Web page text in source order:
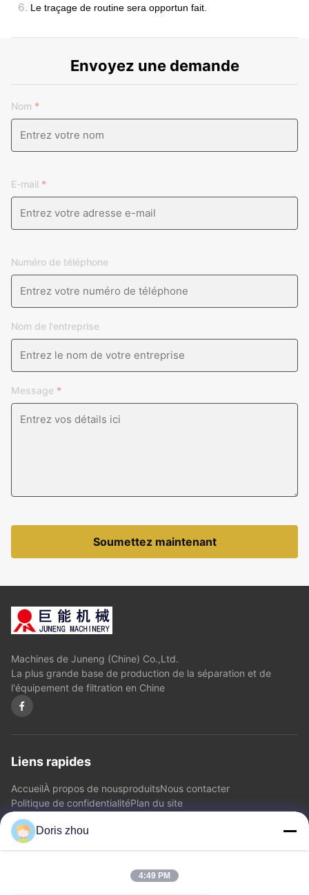
6. Le traçage de routine sera opportun fait.
Envoyez une demande
Nom *
E-mail *
Numéro de téléphone
Nom de l'entreprise
Message *
Soumettez maintenant
Machines de Juneng (Chine) Co.,Ltd.
La plus grande base de production de la séparation et de
l'équipement de filtration en Chine
Liens rapides
AccueilÀ propos de nousproduitsNous contacter
Politique de confidentialitéPlan du site
Nous contacter
Adresse: Route de Chaoyang, ville de Zhotie, ville Jiangsu
Doris zhou
4:49 PM